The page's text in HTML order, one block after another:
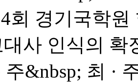
회 경기국학
사 인식의 확
&nbsp; 최 ·